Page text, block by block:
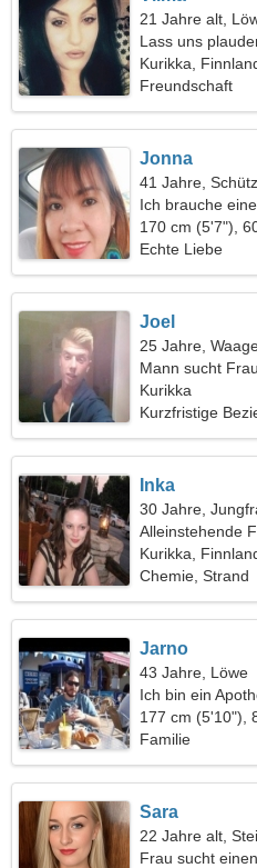
21 Jahre alt,
Lass uns
Kurikka,
Freundschaft
Jonna
41 Jahre,
Ich brauche
meiner Seite
170 cm (5'7"),
Echte Liebe
Joel
25 Jahre,
Mann sucht Frau
Kurikka
Kurzfristige
Inka
30 Jahre,
Alleinstehende
Kurikka,
Chemie, Strand
Jarno
43 Jahre, Löwe
Ich bin ein
fantastischen
177 cm (5'10"),
Familie
Sara
22 Jahre alt,
Frau sucht